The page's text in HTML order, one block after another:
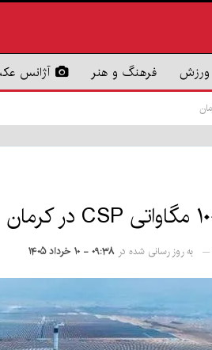
ورزش فرهنگ و هنر آژانس
به روز رسانی شده در ۰۹:۳۸ - ۱۰ خرداد ۱۴۰۵